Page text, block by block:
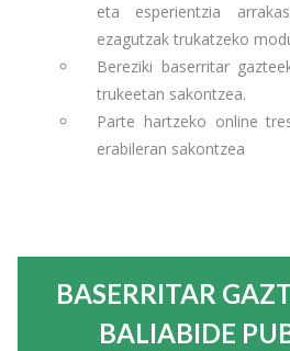
eta esperientzia
ezagutzak trukatzeko
Bereziki baserritar
trukeetan sakontzea.
Parte hartzeko online
erabileran sakontzea
BASERRITAR
BALIABIDE